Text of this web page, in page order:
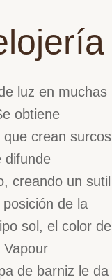
luz en muchas
obtiene
que crean surcos
difunde
creando un sutil
de la
sol, el color de
Vapour
de barniz le da